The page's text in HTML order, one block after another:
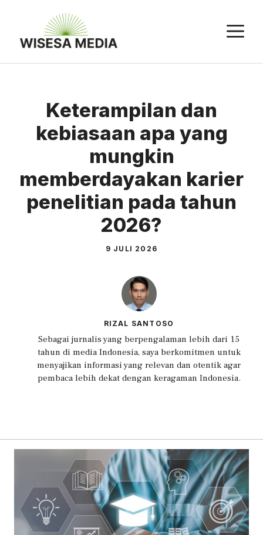
Keterampilan dan
kebiasaan apa yang
mungkin
memberdayakan karier
penelitian pada tahun
2026?
9 JULI 2026
RIZAL SANTOSO
Sebagai jurnalis yang berpengalaman lebih dari 15
tahun di media Indonesia, saya berkomitmen untuk
menyajikan informasi yang relevan dan otentik agar
pembaca lebih dekat dengan keragaman Indonesia.